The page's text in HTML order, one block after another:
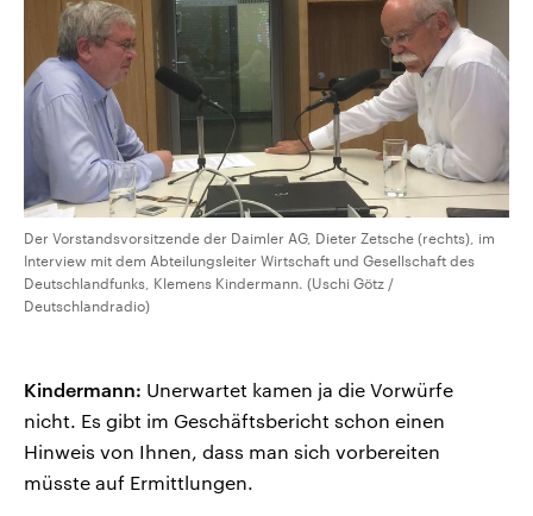
Der Vorstandsvorsitzende der Daimler AG, Dieter Zetsche (rechts), im
Interview mit dem Abteilungsleiter Wirtschaft und Gesellschaft des
Deutschlandfunks, Klemens Kindermann. (Uschi Götz /
Deutschlandradio)
Kindermann: Unerwartet kamen ja die Vorwürfe
nicht. Es gibt im Geschäftsbericht schon einen
Hinweis von Ihnen, dass man sich vorbereiten
müsste auf Ermittlungen.